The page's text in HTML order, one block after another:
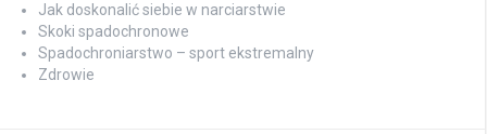
Jak doskonalić siebie w narciarstwie
Skoki spadochronowe
Spadochroniarstwo – sport ekstremalny
Zdrowie